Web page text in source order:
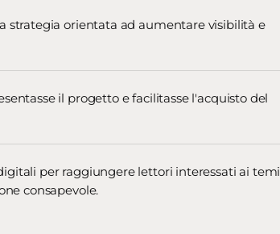
strategia orientata ad aumentare visibilità e
il progetto e facilitasse l'acquisto del
per raggiungere lettori interessati ai temi
consapevole.